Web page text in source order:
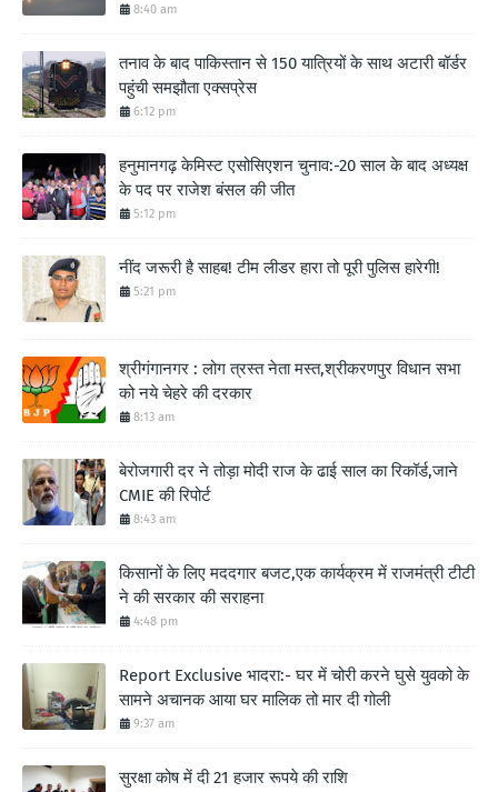
8:40 am
तनाव के बाद पाकिस्तान से 150 यात्रियों के साथ अटारी बॉर्डर
पहुंची समझौता एक्सप्रेस
6:12 pm
हनुमानगढ़ केमिस्ट एसोसिएशन चुनाव:-20 साल के बाद अध्यक्ष
के पद पर राजेश बंसल की जीत
5:12 pm
नींद जरूरी है साहब! टीम लीडर हारा तो पूरी पुलिस हारेगी!
5:21 pm
श्रीगंगानगर : लोग त्रस्त नेता मस्त,श्रीकरणपुर विधान सभा
को नये चेहरे की दरकार
8:13 am
बेरोजगारी दर ने तोड़ा मोदी राज के ढाई साल का रिकॉर्ड,जाने
CMIE की रिपोर्ट
8:43 am
किसानों के लिए मददगार बजट,एक कार्यक्रम में राजमंत्री टीटी
ने की सरकार की सराहना
4:48 pm
Report Exclusive भादरा:- घर में चोरी करने घुसे युवको के
सामने अचानक आया घर मालिक तो मार दी गोली
9:37 am
सुरक्षा कोष में दी 21 हजार रूपये की राशि